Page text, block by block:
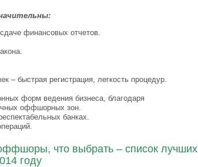
финансовых отчетов.
– быстрая регистрация, легкость процедур.
форм ведения бизнеса, благодаря
оффшорных зон.
банках.
что выбрать – список лучших
году